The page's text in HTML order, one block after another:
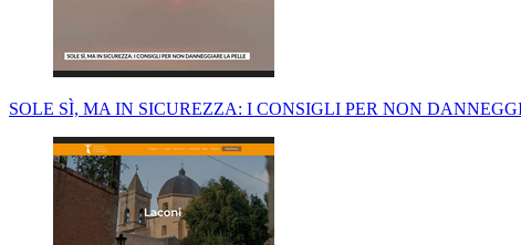
SOLE SÌ, MA IN SICUREZZA: I CONSIGLI PER NON